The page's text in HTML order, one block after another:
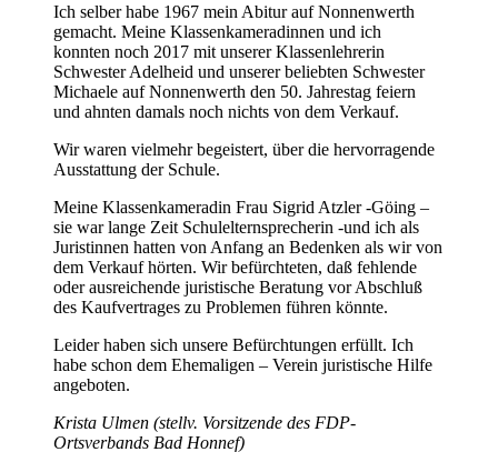
Ich selber habe 1967 mein Abitur auf Nonnenwerth
gemacht. Meine Klassenkameradinnen und ich
konnten noch 2017 mit unserer Klassenlehrerin
Schwester Adelheid und unserer beliebten Schwester
Michaele auf Nonnenwerth den 50. Jahrestag feiern
und ahnten damals noch nichts von dem Verkauf.
Wir waren vielmehr begeistert, über die hervorragende
Ausstattung der Schule.
Meine Klassenkameradin Frau Sigrid Atzler -Göing –
sie war lange Zeit Schulelternsprecherin -und ich als
Juristinnen hatten von Anfang an Bedenken als wir von
dem Verkauf hörten. Wir befürchteten, daß fehlende
oder ausreichende juristische Beratung vor Abschluß
des Kaufvertrages zu Problemen führen könnte.
Leider haben sich unsere Befürchtungen erfüllt. Ich
habe schon dem Ehemaligen – Verein juristische Hilfe
angeboten.
Krista Ulmen (stellv. Vorsitzende des FDP-
Ortsverbands Bad Honnef)